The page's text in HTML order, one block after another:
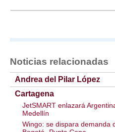
Noticias relacionadas
Andrea del Pilar López
Cartagena
JetSMART enlazará
Medellín
Wingo: se dispara demanda